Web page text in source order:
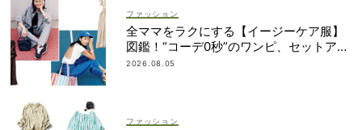
ファッション
全ママをラクにする【イージーケア服】
図鑑！“コーデ0秒”のワンピ、セットアッ
プetc.
2026.08.05
ファッション